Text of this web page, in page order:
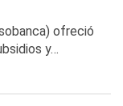
ofreció
y…